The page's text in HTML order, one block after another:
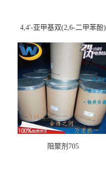
4,4'-亚甲基双(2,6-二甲苯酚)
阻聚剂705